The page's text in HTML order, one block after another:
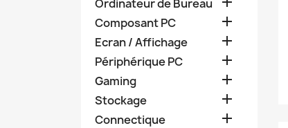
Ordinateur de Bureau
Composant PC 
Ecran / Affichage 
Périphérique PC 
Gaming 
Stockage 
Connectique 